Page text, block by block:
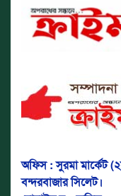
অফিস : সুরমা মার্কেট
বন্দরবাজার সিলেট।